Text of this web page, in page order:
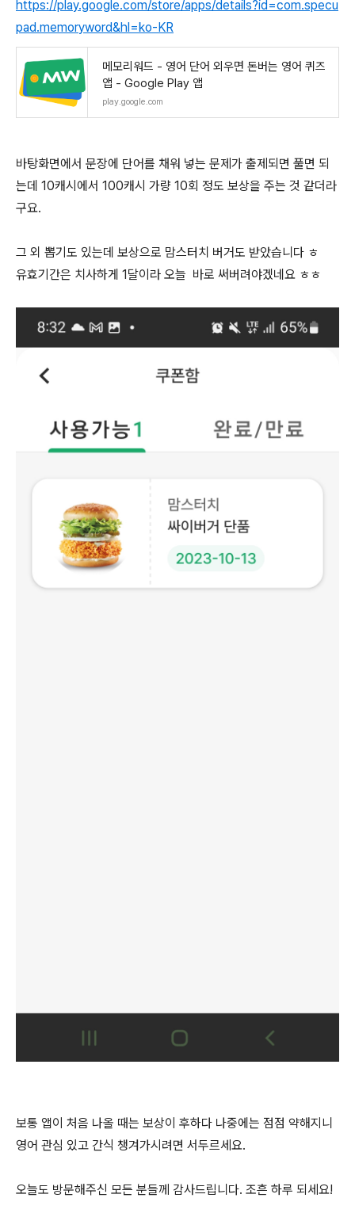
https://play.google.com/store/apps/details?id=com.specu
pad.memoryword&hl=ko-KR
메모리워드 - 영어 단어 외우면 돈버는 영어 퀴즈
앱 - Google Play 앱
play.google.com
바탕화면에서 문장에 단어를 채워 넣는 문제가 출제되면 풀면 되
는데 10캐시에서 100캐시 가량 10회 정도 보상을 주는 것 같더라
구요.
그 외 뽑기도 있는데 보상으로 맘스터치 버거도 받았습니다 ㅎ
유효기간은 치사하게 1달이라 오늘 바로 써버려야겠네요 ㅎㅎ
보통 앱이 처음 나올 때는 보상이 후하다 나중에는 점점 약해지니
영어 관심 있고 간식 챙겨가시려면 서두르세요.
오늘도 방문해주신 모든 분들께 감사드립니다. 조흔 하루 되세요!